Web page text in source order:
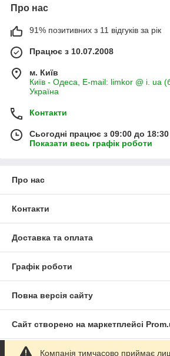
Про нас
91% позитивних з 11 відгуків за рік
Працює з 10.07.2008
м. Київ
Київ - Одеса, E-mail: limkor @ i. ua
Україна
Контакти
Сьогодні працює з 09:00 до 18:30
Показати весь графік роботи
Про нас
Контакти
Доставка та оплата
Графік роботи
Повна версія сайту
Сайт створено на маркетплейсі
Політика конфіденційності
Компанія тимчасово приймає